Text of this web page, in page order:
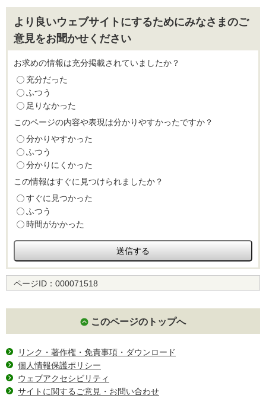
より良いウェブサイトにするためにみなさまのご
意見をお聞かせください
お求めの情報は充分掲載されていましたか？
充分だった
ふつう
足りなかった
このページの内容や表現は分かりやすかったですか？
分かりやすかった
ふつう
分かりにくかった
この情報はすぐに見つけられましたか？
すぐに見つかった
ふつう
時間がかかった
ページID： 000071518
このページのトップへ
リンク・著作権・免責事項・ダウンロード
個人情報保護ポリシー
ウェブアクセシビリティ
サイトに関するご意見・お問い合わせ